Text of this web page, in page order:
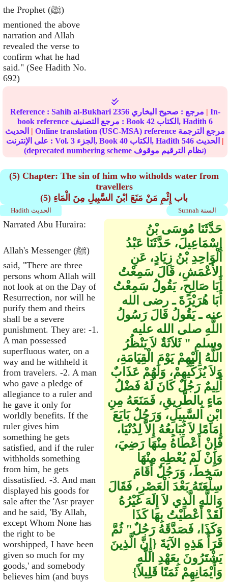
the Prophet (ﷺ)
mentioned the above
narration and Allah
revealed the verse to
confirm what he had
said." (See Hadith No.
692)
Reference : Sahih al-Bukhari 2356 مرجع : صحيح البخاري | In-
book reference مرجع التصنيف : Book 42 الكتاب, Hadith 6
| Online translation (USC-MSA) reference مرجع الترجمة
على الإنترنت : Vol. 3 الجزء, Book 40 الكتاب, Hadith 546
|
(deprecated numbering scheme نظام الترقيم موقوف)
(5) Chapter: The sin of him who witholds water from
travellers
(5) باب إِثْمِ مَنْ مَنَعَ ابْنَ السَّبِيلِ مِنَ الْمَاءِ
Sunnah السنة Hadith الحديث
Narrated Abu Huraira:
Allah's Messenger (ﷺ)
said, "There are three
persons whom Allah will
not look at on the Day of
Resurrection, nor will he
purify them and theirs
shall be a severe
punishment. They are: -1.
A man possessed
superfluous water, on a
way and he withheld it
from travelers. -2. A man
who gave a pledge of
allegiance to a ruler and
he gave it only for
worldly benefits. If the
ruler gives him
something he gets
satisfied, and if the ruler
withholds something
from him, he gets
dissatisfied. -3. And man
displayed his goods for
sale after the 'Asr prayer
and he said, 'By Allah,
except Whom None has
the right to be
worshipped, I have been
given so much for my
goods,' and somebody
believes him (and buys
حَدَّثَنَا مُوسَى بْنُ
إِسْمَاعِيلَ، حَدَّثَنَا عَبْدُ
الْوَاحِدِ بْنُ زِيَادٍ، عَنِ
الأَعْمَشِ، قَالَ سَمِعْتُ
أَبَا صَالِحٍ، يَقُولُ سَمِعْتُ
أَبَا هُرَيْرَةَ ـ رضى الله
عنه ـ يَقُولُ قَالَ رَسُولُ
اللَّهِ صلى الله عليه
وسلم ‏"‏ ثَلاَثَةٌ لاَ يَنْظُرُ
اللَّهُ إِلَيْهِمْ يَوْمَ الْقِيَامَةِ،
وَلاَ يُزَكِّيهِمْ، وَلَهُمْ عَذَابٌ
أَلِيمٌ رَجُلٌ كَانَ لَهُ فَضْلُ
مَاءٍ بِالطَّرِيقِ، فَمَنَعَهُ مِنِ
ابْنِ السَّبِيلِ، وَرَجُلٌ بَايَعَ
إِمَامًا لاَ يُبَايِعُهُ إِلاَّ لِدُنْيَا،
فَإِنْ أَعْطَاهُ مِنْهَا رَضِيَ،
وَإِنْ لَمْ يُعْطِهِ مِنْهَا
سَخِطَ، وَرَجُلٌ أَقَامَ
سِلْعَتَهُ بَعْدَ الْعَصْرِ، فَقَالَ
وَاللَّهِ الَّذِي لاَ إِلَهَ غَيْرُهُ
لَقَدْ أَعْطَيْتُ بِهَا كَذَا
وَكَذَا، فَصَدَّقَهُ رَجُلٌ‏"‏ ثُمَّ
قَرَأَ هَذِهِ الآيَةَ ‏{‏إِنَّ الَّذِينَ
يَشْتَرُونَ بِعَهْدِ اللَّهِ
وَأَيْمَانِهِمْ ثَمَنًا قَلِيلاً‏}‏